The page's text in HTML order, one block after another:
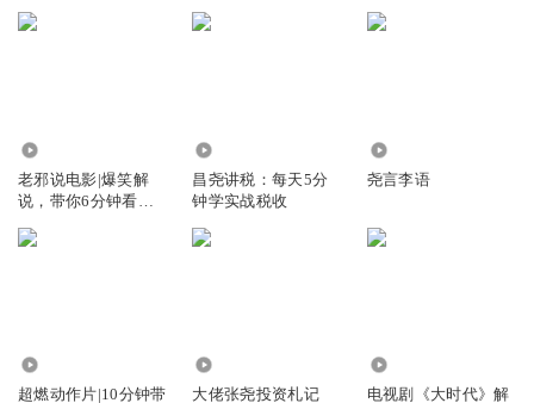
老邪说电影|爆笑解
说，带你6分钟看完
昌尧讲税：每天5分
钟学实战税收
尧言李语
超燃动作片|10分钟带
大佬张尧投资札记
电视剧《大时代》解